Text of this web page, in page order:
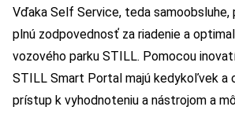
Vďaka Self Service, teda samoobsluhe,
plnú zodpovednosť za riadenie a
vozového parku STILL. Pomocou
STILL Smart Portal majú kedykoľvek a
prístup k vyhodnoteniu a nástrojom a